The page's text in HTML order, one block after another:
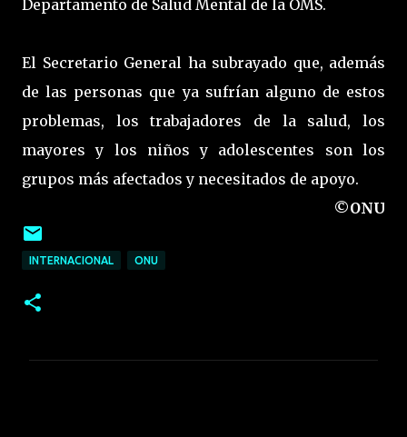
Departamento de Salud Mental de la OMS.
El Secretario General ha subrayado que, además
de las personas que ya sufrían alguno de estos
problemas, los trabajadores de la salud, los
mayores y los niños y adolescentes son los
grupos más afectados y necesitados de apoyo.
©ONU
INTERNACIONAL ONU